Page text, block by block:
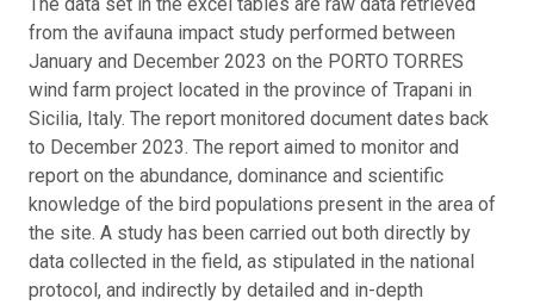
from the avifauna impact study performed between
January and December 2023 on the PORTO TORRES
wind farm project located in the province of Trapani in
Sicilia, Italy. The report monitored document dates back
to December 2023. The report aimed to monitor and
report on the abundance, dominance and scientific
knowledge of the bird populations present in the area of
the site. A study has been carried out both directly by
data collected in the field, as stipulated in the national
protocol, and indirectly by detailed and in-depth